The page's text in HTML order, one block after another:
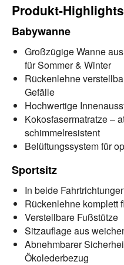
Produkt-Highlights
Babywanne
Großzügige Wanne
für Sommer & Winter
Rückenlehne
Gefälle
Hochwertige
Kokosfasermatratze –
schimmelresistent
Belüftungssystem für
Sportsitz
In beide
Rückenlehne komplett
Verstellbare Fußstütze
Sitzauflage aus
Abnehmbarer
Ökolederbezug